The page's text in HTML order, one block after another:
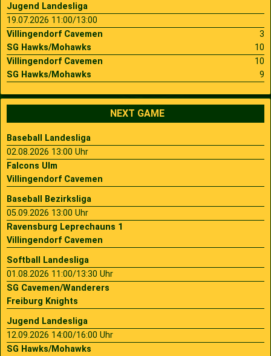
Jugend Landesliga
19.07.2026 11:00/13:00
Villingendorf Cavemen
3
SG Hawks/Mohawks
10
Villingendorf Cavemen
10
SG Hawks/Mohawks
9
NEXT GAME
Baseball Landesliga
02.08.2026 13:00 Uhr
Falcons Ulm
Villingendorf Cavemen
Baseball Bezirksliga
05.09.2026 13:00 Uhr
Ravensburg Leprechauns 1
Villingendorf Cavemen
Softball Landesliga
01.08.2026 11:00/13:30 Uhr
SG Cavemen/Wanderers
Freiburg Knights
Jugend Landesliga
12.09.2026 14:00/16:00 Uhr
SG Hawks/Mohawks